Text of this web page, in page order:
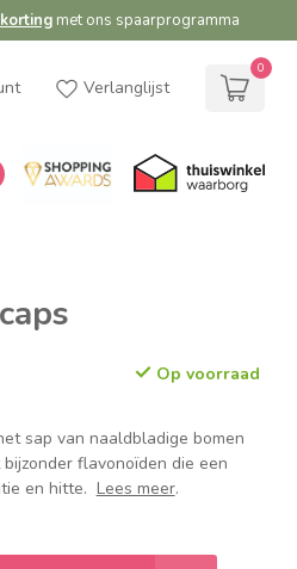
met ons spaarprogramma
Verlanglijst
0
Op voorraad
sap van naaldbladige bomen
flavonoïden die een
en hitte. Lees meer.